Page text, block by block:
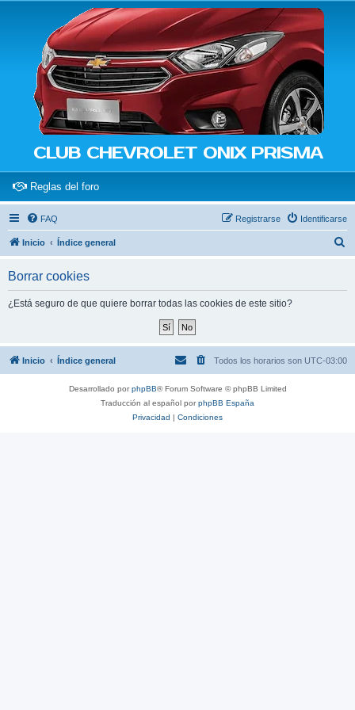
CLUB CHEVROLET ONIX PRISMA
Reglas del foro(Opens a new tab)
FAQ Identificarse
Registrarse
Inicio Índice general
Borrar cookies
¿Está seguro de que quiere borrar todas las cookies de este sitio?
Inicio Índice general Todos los horarios son UTC-03:00
Desarrollado porphpBB® Forum Software © phpBB Limited
Traducción al español porphpBB España
Privacidad | Condiciones